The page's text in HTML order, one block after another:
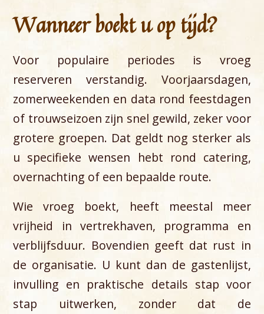
Wanneer boekt u op tijd?
Voor populaire periodes is vroeg
reserveren verstandig. Voorjaarsdagen,
zomerweekenden en data rond feestdagen
of trouwseizoen zijn snel gewild, zeker voor
grotere groepen. Dat geldt nog sterker als
u specifieke wensen hebt rond catering,
overnachting of een bepaalde route.
Wie vroeg boekt, heeft meestal meer
vrijheid in vertrekhaven, programma en
verblijfsduur. Bovendien geeft dat rust in
de organisatie. U kunt dan de gastenlijst,
invulling en praktische details stap voor
stap uitwerken, zonder dat de